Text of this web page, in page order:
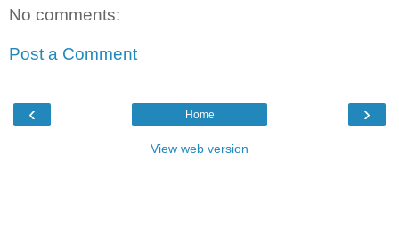
No comments:
Post a Comment
‹ ›
Home
View web version